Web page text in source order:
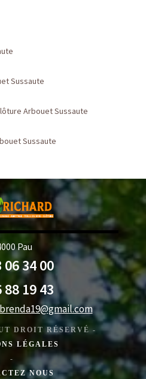
Sussaute
Arbouet Sussaute
Sussaute
Pau
06 34 00
88 19 43
DROIT RÉSERVÉ -
LÉGALES
-
NOUS